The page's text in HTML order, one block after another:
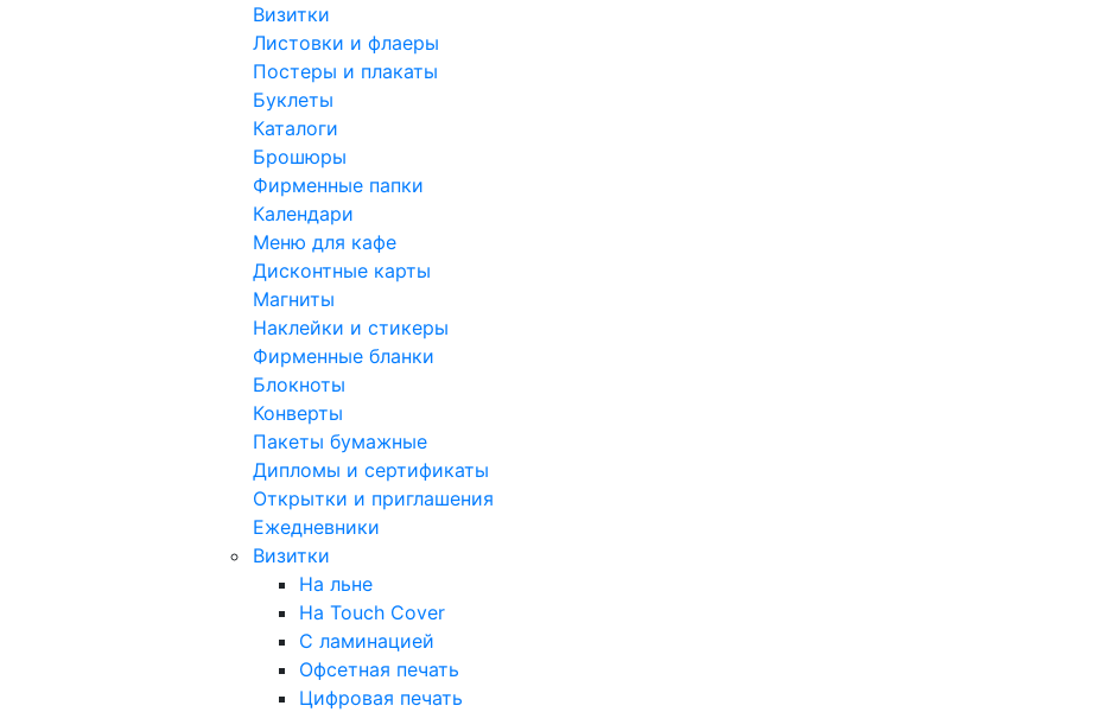
Визитки
Листовки и флаеры
Постеры и плакаты
Буклеты
Каталоги
Брошюры
Фирменные папки
Календари
Меню для кафе
Дисконтные карты
Магниты
Наклейки и стикеры
Фирменные бланки
Блокноты
Конверты
Пакеты бумажные
Дипломы и сертификаты
Открытки и приглашения
Ежедневники
Визитки
На льне
На Touch Cover
С ламинацией
Офсетная печать
Цифровая печать